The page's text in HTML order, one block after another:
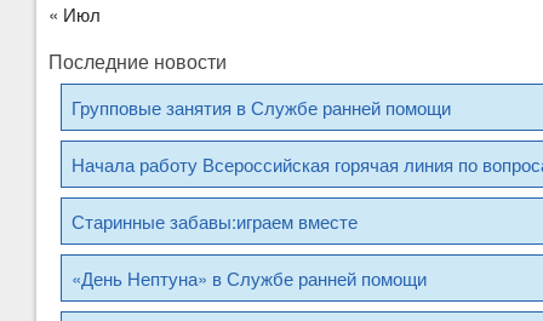
« Июл
Последние новости
Групповые занятия в Службе ранней помощи
Начала работу Всероссийская горячая линия по
Старинные забавы:играем вместе
«День Нептуна» в Службе ранней помощи